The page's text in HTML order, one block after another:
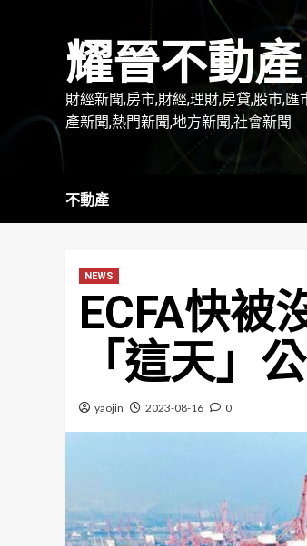
耀晉不動產
財經新聞,房市,財經,理財,房貸,股市,匯
產新聞,熱門新聞,地方新聞,社會新聞
不動產
NEWS
ECFA快被
「這天」
yaojin 2023-08-16 0